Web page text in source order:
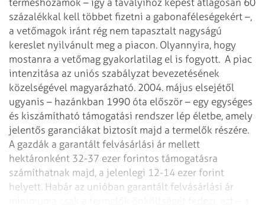
százalékkal kell többet fizetni a gabonaféleségekért –,
a vetőmagok iránt rég nem tapasztalt nagyságú
kereslet nyilvánult meg a piacon. Olyannyira, hogy
mostanra a vetőmag gyakorlatilag el is fogyott. A piac
intenzitása az uniós szabályzat bevezetésének
közelségével magyarázható. 2004. május elsejétől
ugyanis – hazánkban 1990 óta először – egy egységes
és kiszámítható támogatási rendszer lép életbe, amely
jelentős garanciákat biztosít majd a termelők részére.
A gazdák a garantált felvásárlási ár mellett
hektáronként 32-37 ezer forintos támogatásra
számíthatnak majd, a jelenlegi 12-14 ezer forint
helyett. Habár az unióban garantált felvásárlási ár